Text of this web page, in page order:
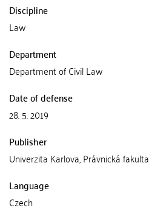
Discipline
Law
Department
Department of Civil Law
Date of defense
28. 5. 2019
Publisher
Univerzita Karlova, Právnická fakulta
Language
Czech